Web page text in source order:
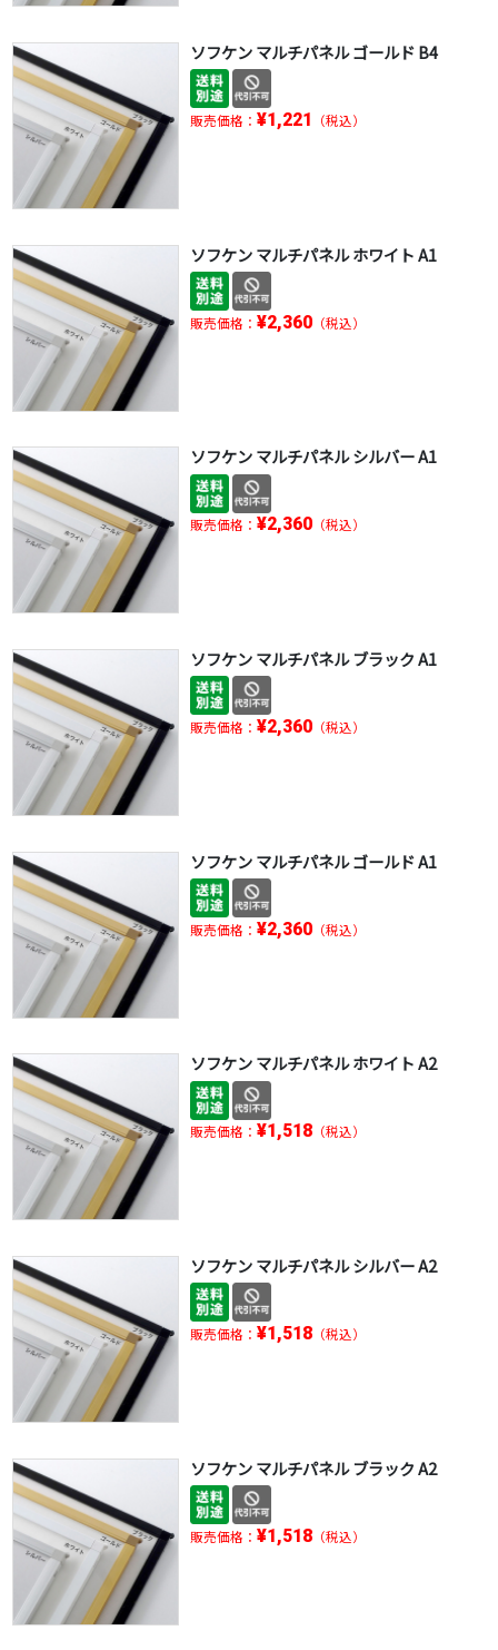
ソフケン マルチパネル ゴールド B4
販売価格： ¥1,221 （税込）
ソフケン マルチパネル ホワイト A1
販売価格： ¥2,360（税込）
ソフケン マルチパネル シルバー A1
販売価格： ¥2,360（税込）
ソフケン マルチパネル ブラック A1
販売価格： ¥2,360（税込）
ソフケン マルチパネル ゴールド A1
販売価格： ¥2,360（税込）
ソフケン マルチパネル ホワイト A2
販売価格： ¥1,518（税込）
ソフケン マルチパネル シルバー A2
販売価格： ¥1,518（税込）
ソフケン マルチパネル ブラック A2
販売価格： ¥1,518（税込）